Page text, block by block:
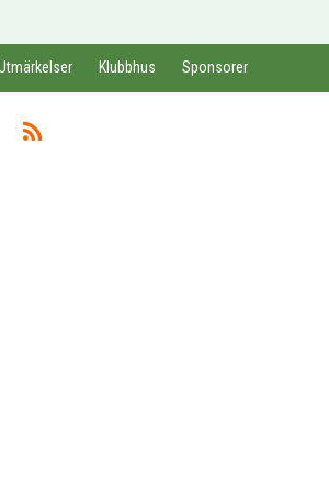
Klubbhus Sponsorer